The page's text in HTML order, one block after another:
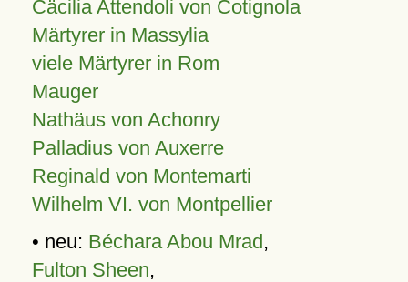
Cäcilia Attendoli von Cotignola
Märtyrer in Massylia
viele Märtyrer in Rom
Mauger
Nathäus von Achonry
Palladius von Auxerre
Reginald von Montemarti
Wilhelm VI. von Montpellier
• neu: Béchara Abou Mrad,
Fulton Sheen,